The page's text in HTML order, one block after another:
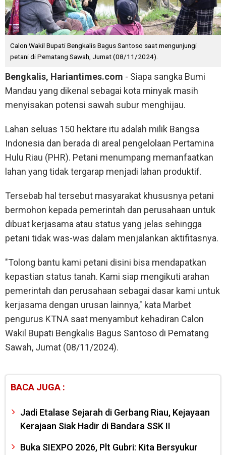
Calon Wakil Bupati Bengkalis Bagus Santoso saat mengunjungi
petani di Pematang Sawah, Jumat (08/11/2024).
Bengkalis, Hariantimes.com - Siapa sangka Bumi
Mandau yang dikenal sebagai kota minyak masih
menyisakan potensi sawah subur menghijau.
Lahan seluas 150 hektare itu adalah milik Bangsa
Indonesia dan berada di areal pengelolaan Pertamina
Hulu Riau (PHR). Petani menumpang memanfaatkan
lahan yang tidak tergarap menjadi lahan produktif.
Tersebab hal tersebut masyarakat khususnya petani
bermohon kepada pemerintah dan perusahaan untuk
dibuat kerjasama atau status yang jelas sehingga
petani tidak was-was dalam menjalankan aktifitasnya.
"Tolong bantu kami petani disini bisa mendapatkan
kepastian status tanah. Kami siap mengikuti arahan
pemerintah dan perusahaan sebagai dasar kami untuk
kerjasama dengan urusan lainnya," kata Marbet
pengurus KTNA saat menyambut kehadiran Calon
Wakil Bupati Bengkalis Bagus Santoso di Pematang
Sawah, Jumat (08/11/2024).
BACA JUGA :
Jadi Etalase Sejarah di Gerbang Riau, Kejayaan
Kerajaan Siak Hadir di Bandara SSK II
Buka SIEXPO 2026, Plt Gubri: Kita Bersyukur